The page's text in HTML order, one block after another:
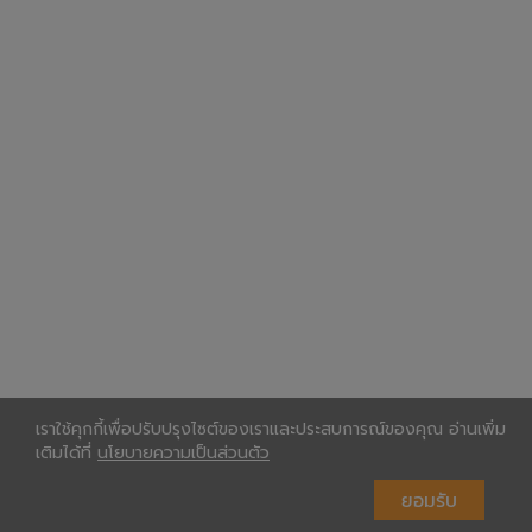
เราใช้คุกกี้เพื่อปรับปรุงไซต์ของเราและประสบการณ์ของคุณ อ่านเพิ่ม
เติมได้ที่ นโยบายความเป็นส่วนตัว
ยอมรับ